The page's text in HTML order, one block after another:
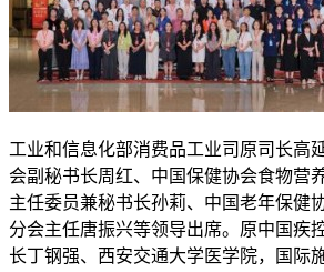
工业和信息化部消费品工业司原司长高
会副秘书长周红、中国保健协会食物营
主任委员兼秘书长孙莉、中国老年保健
分会主任唐振兴等领导出席。原中国疾
长丁钢强、西安交通大学医学院，国际